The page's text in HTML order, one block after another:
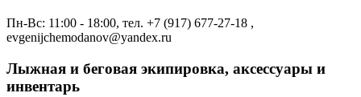
Пн-Вс: 11:00 - 18:00, тел. +7 (917) 677-27-18 ,
evgenijchemodanov@yandex.ru
Лыжная и беговая экипировка, аксессуары и
инвентарь